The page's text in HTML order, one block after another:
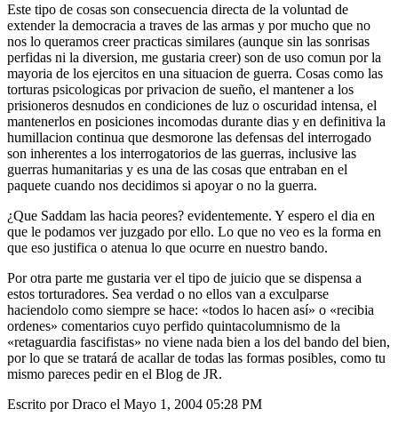
Este tipo de cosas son consecuencia directa de la voluntad de
extender la democracia a traves de las armas y por mucho que no
nos lo queramos creer practicas similares (aunque sin las sonrisas
perfidas ni la diversion, me gustaria creer) son de uso comun por la
mayoria de los ejercitos en una situacion de guerra. Cosas como las
torturas psicologicas por privacion de sueño, el mantener a los
prisioneros desnudos en condiciones de luz o oscuridad intensa, el
mantenerlos en posiciones incomodas durante dias y en definitiva la
humillacion continua que desmorone las defensas del interrogado
son inherentes a los interrogatorios de las guerras, inclusive las
guerras humanitarias y es una de las cosas que entraban en el
paquete cuando nos decidimos si apoyar o no la guerra.
¿Que Saddam las hacia peores? evidentemente. Y espero el dia en
que le podamos ver juzgado por ello. Lo que no veo es la forma en
que eso justifica o atenua lo que ocurre en nuestro bando.
Por otra parte me gustaria ver el tipo de juicio que se dispensa a
estos torturadores. Sea verdad o no ellos van a exculparse
haciendolo como siempre se hace: «todos lo hacen así» o «recibia
ordenes» comentarios cuyo perfido quintacolumnismo de la
«retaguardia fascifistas» no viene nada bien a los del bando del bien,
por lo que se tratará de acallar de todas las formas posibles, como tu
mismo pareces pedir en el Blog de JR.
Escrito por Draco el Mayo 1, 2004 05:28 PM